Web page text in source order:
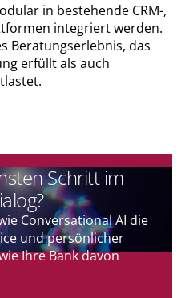
in bestehende CRM-,
integriert werden.
Beratungserlebnis, das
erfüllt als auch
Schritt im
Conversational AI die
und persönlicher
Ihre Bank davon